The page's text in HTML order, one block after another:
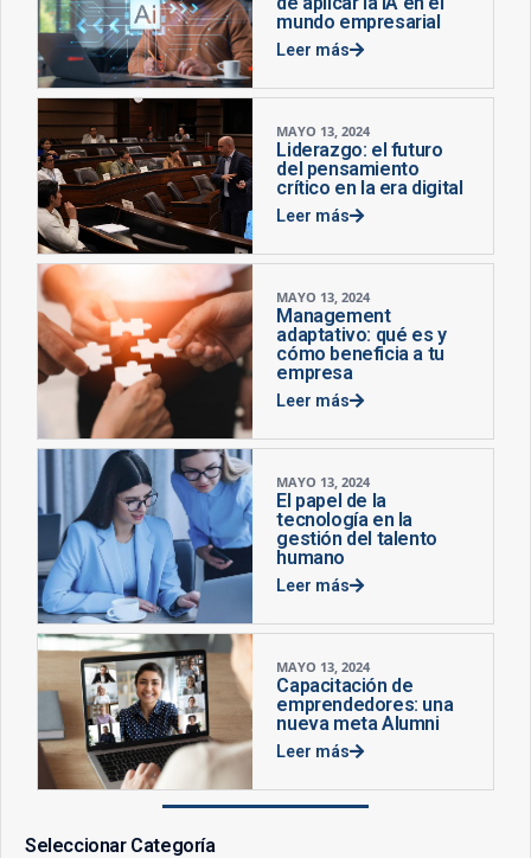
mundo empresarial
Leer más
MAYO 13, 2024
Liderazgo: el futuro
del pensamiento
crítico en la era digital
Leer más
MAYO 13, 2024
Management
adaptativo: qué es y
cómo beneficia a tu
empresa
Leer más
MAYO 13, 2024
El papel de la
tecnología en la
gestión del talento
humano
Leer más
MAYO 13, 2024
Capacitación de
emprendedores: una
nueva meta Alumni
Leer más
Seleccionar Categoría